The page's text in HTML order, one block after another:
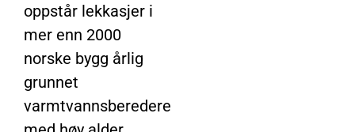
oppstår lekkasjer i
mer enn 2000
norske bygg årlig
grunnet
varmtvannsberedere